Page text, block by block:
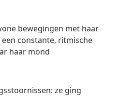
bewegingen met haar
constante, ritmische
haar mond
ze ging